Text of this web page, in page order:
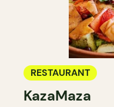
RESTAURANT
KazaMaza